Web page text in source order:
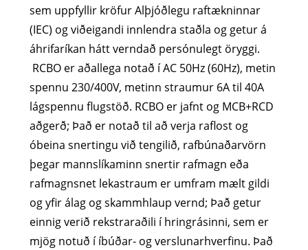
sem uppfyllir kröfur Alþjóðlegu raftækninnar
(IEC) og viðeigandi innlendra staðla og getur á
áhrifaríkan hátt verndað persónulegt öryggi.
RCBO er aðallega notað í AC 50Hz (60Hz), metin
spennu 230/400V, metinn straumur 6A til 40A
lágspennu flugstöð. RCBO er jafnt og MCB+RCD
aðgerð; Það er notað til að verja raflost og
óbeina snertingu við tengilið, rafbúnaðarvörn
þegar mannslíkaminn snertir rafmagn eða
rafmagnsnet lekastraum er umfram mælt gildi
og yfir álag og skammhlaup vernd; Það getur
einnig verið rekstraraðili í hringrásinni, sem er
mjög notuð í íbúðar- og verslunarhverfinu. Það